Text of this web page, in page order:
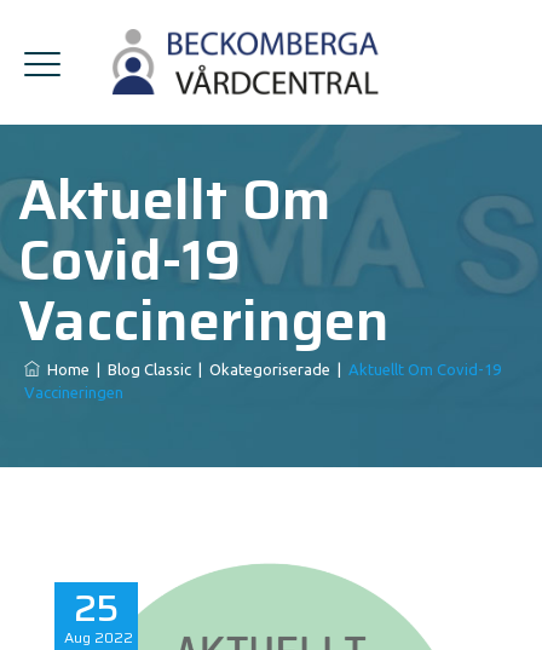
Aktuellt Om
Covid-19
Vaccineringen
Home Blog Classic Okategoriserade
Aktuellt Om Covid-19
Vaccineringen
25
Aug 2022